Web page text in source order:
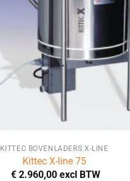
productpagina
KITTEC BOVENLADERS X-LINE
Kittec X-line 75
€2.960,00 excl BTW